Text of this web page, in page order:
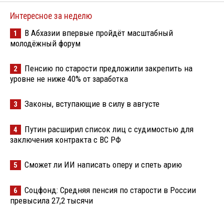
Интересное за неделю
1
В Абхазии впервые пройдёт масштабный
молодёжный форум
2
Пенсию по старости предложили закрепить на
уровне не ниже 40% от заработка
3 Законы, вступающие в силу в августе
4
Путин расширил список лиц с судимостью для
заключения контракта с ВС РФ
5 Сможет ли ИИ написать оперу и спеть арию
6
Соцфонд: Средняя пенсия по старости в России
превысила 27,2 тысячи